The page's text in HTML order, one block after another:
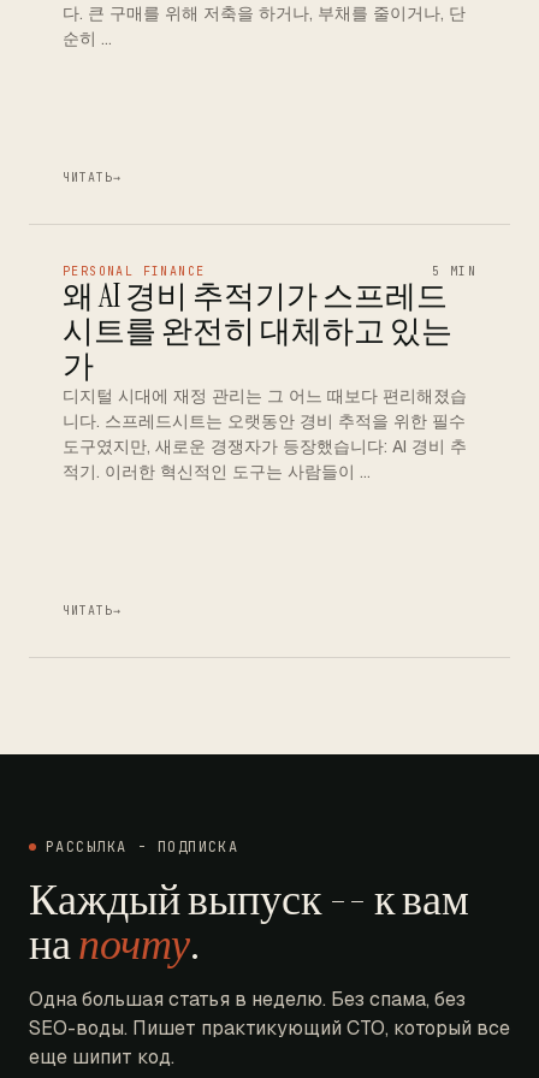
다. 큰 구매를 위해 저축을 하거나, 부채를 줄이거나, 단
순히 …
ЧИТАТЬ→
PERSONAL FINANCE 5 MIN
왜 AI 경비 추적기가 스프레드
시트를 완전히 대체하고 있는
가
디지털 시대에 재정 관리는 그 어느 때보다 편리해졌습
니다. 스프레드시트는 오랫동안 경비 추적을 위한 필수
도구였지만, 새로운 경쟁자가 등장했습니다: AI 경비 추
적기. 이러한 혁신적인 도구는 사람들이 …
ЧИТАТЬ→
РАССЫЛКА - ПОДПИСКА
Каждый выпуск -- к вам
напочту.
Одна большая статья в неделю. Без спама, без
SEO-воды. Пишет практикующий CTO, который все
еще шипит код.